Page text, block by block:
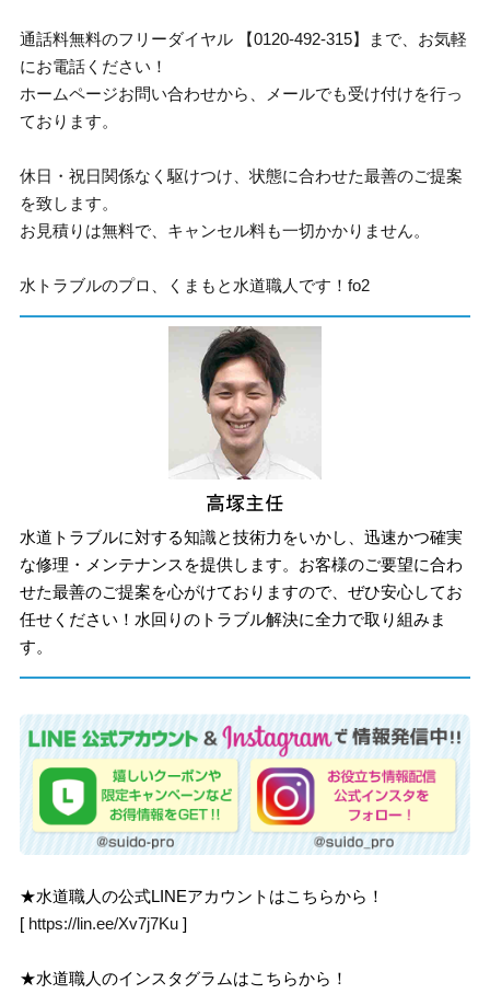
通話料無料のフリーダイヤル 【0120-492-315】まで、お気軽
にお電話ください！
ホームページお問い合わせから、メールでも受け付けを行っ
ております。
休日・祝日関係なく駆けつけ、状態に合わせた最善のご提案
を致します。
お見積りは無料で、キャンセル料も一切かかりません。
水トラブルのプロ、くまもと水道職人です！fo2
水道トラブルに対する知識と技術力をいかし、迅速かつ確実
な修理・メンテナンスを提供します。お客様のご要望に合わ
せた最善のご提案を心がけておりますので、ぜひ安心してお
任せください！水回りのトラブル解決に全力で取り組みま
す。
★水道職人の公式LINEアカウントはこちらから！
[ https://lin.ee/Xv7j7Ku ]
★水道職人のインスタグラムはこちらから！